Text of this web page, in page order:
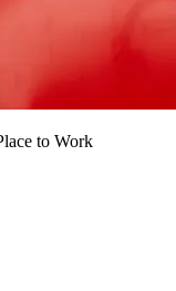
to Work